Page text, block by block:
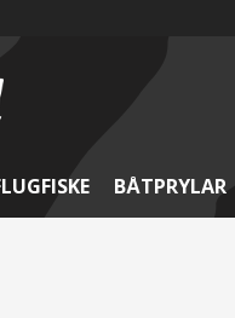
BÅTPRYLAR